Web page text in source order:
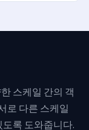
스케일 간의 객
로 다른 스케일
록 도와줍니다.